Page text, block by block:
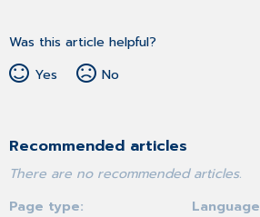
Was this article helpful?
Yes
No
Recommended articles
There are no recommended articles.
Page type
Language